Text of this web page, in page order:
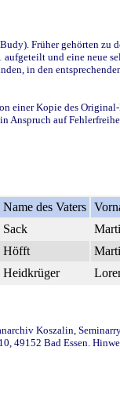
Früher gehörten zu
und eine neue
in den
einer Kopie des
Anspruch auf
Name des Vaters
Sack
Höfft
Heidkrüger
Koszalin,
49152 Bad Essen.